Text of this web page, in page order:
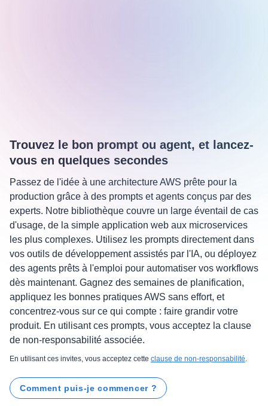
Trouvez le bon prompt ou agent, et lancez-
vous en quelques secondes
Passez de l'idée à une architecture AWS prête pour la
production grâce à des prompts et agents conçus par des
experts. Notre bibliothèque couvre un large éventail de cas
d'usage, de la simple application web aux microservices
les plus complexes. Utilisez les prompts directement dans
vos outils de développement assistés par l'IA, ou déployez
des agents prêts à l'emploi pour automatiser vos workflows
dès maintenant. Gagnez des semaines de planification,
appliquez les bonnes pratiques AWS sans effort, et
concentrez-vous sur ce qui compte : faire grandir votre
produit. En utilisant ces prompts, vous acceptez la clause
de non-responsabilité associée.
En utilisant ces invites, vous acceptez cette clause de non-responsabilité.
Comment puis-je commencer ?